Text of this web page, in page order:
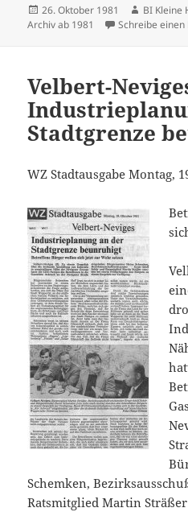
Veröffentlicht
am
26. Oktober 1981 Autor
BI Kleine
Archiv ab 1981
Schreibe
Velbert-
Stadtgrenze
WZ Stadtausgabe Montag,
Schemken,
Ratsmitglied Martin